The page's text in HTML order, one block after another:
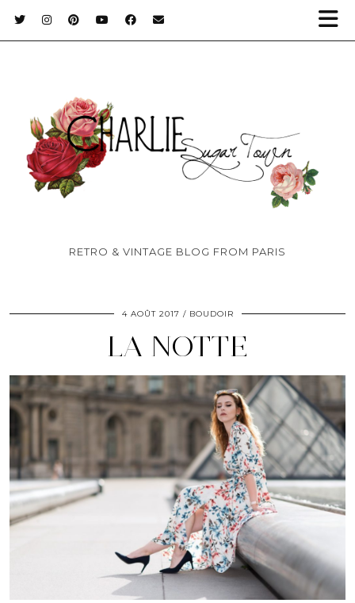
RETRO & VINTAGE BLOG FROM PARIS
4 AOÛT 2017 BOUDOIR
LA NOTTE